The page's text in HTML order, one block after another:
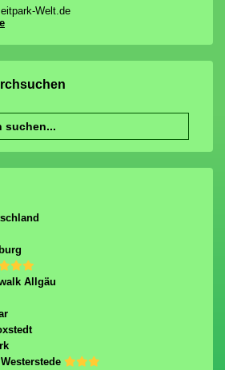
Welt.de
Allgäu